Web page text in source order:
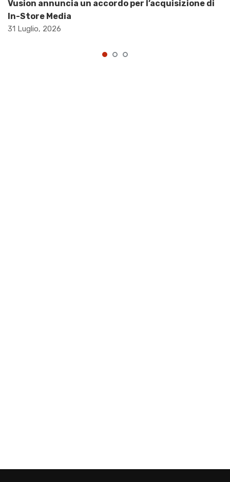
Vusion annuncia un accordo per l’acquisizione di
In-Store Media
31 Luglio, 2026